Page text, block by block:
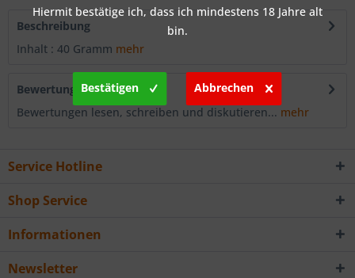
Beschreibung
Inhalt : 40 Gramm mehr
Bewertungen
0
Bewertungen lesen, schreiben und diskutieren... mehr
Service Hotline
Shop Service
Informationen
Newsletter
Hiermit bestätige ich, dass ich mindestens 18 Jahre alt
bin.
Bestätigen Abbrechen